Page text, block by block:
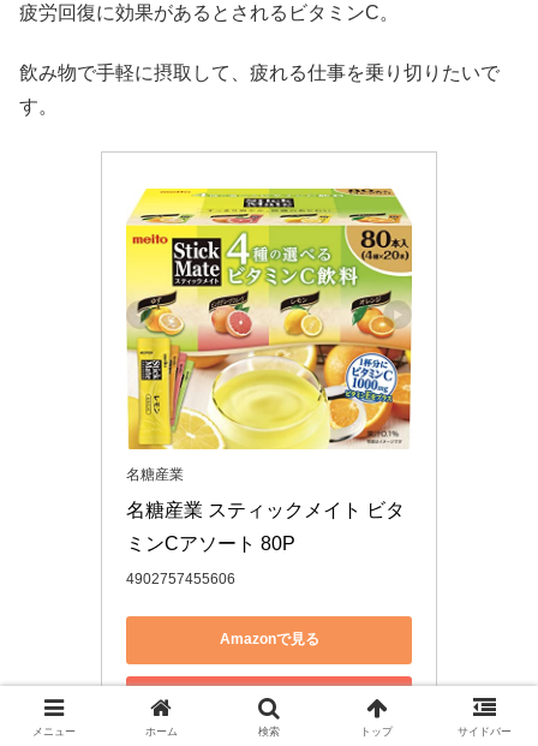
疲労回復に効果があるとされるビタミンC。
飲み物で手軽に摂取して、疲れる仕事を乗り切りたいで
す。
名糖産業
名糖産業 スティックメイト ビタ
ミンCアソート 80P
4902757455606
Amazonで見る
楽天市場で見る
メニュー ホーム 検索 トップ サイドバー